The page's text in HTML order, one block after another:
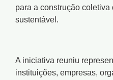
para a construção
sustentável.
A iniciativa reuniu
instituições, empresas,